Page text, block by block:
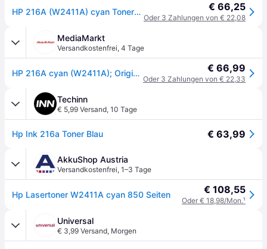
HP 216A (W2411A) cyan Tonerkartusche € 66,25
Oder 3 Zahlungen von € 22,08
MediaMarkt
Versandkostenfrei, 4 Tage
HP 216A cyan (W2411A); Original - Cyan € 66,99
Oder 3 Zahlungen von € 22,33
Techinn
€ 5,99 Versand, 10 Tage
Hp Ink 216a Toner Blau € 63,99
AkkuShop Austria
Versandkostenfrei, 1–3 Tage
Hp Lasertoner W2411A cyan 850 Seiten € 108,55
Oder € 18,98/Mon.¹
Universal
€ 3,99 Versand, Morgen